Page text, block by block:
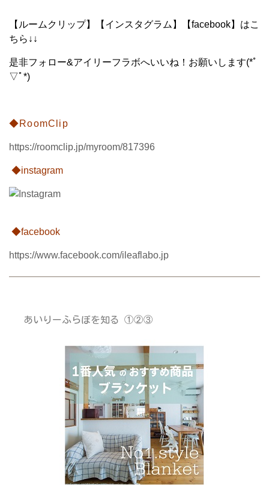
【ルームクリップ】【インスタグラム】【facebook】はこ
ちら↓↓
是非フォロー&アイリーフラボへいいね！お願いします(*ﾟ
▽ﾟ*)
◆RoomClip
https://roomclip.jp/myroom/817396
◆instagram
◆facebook
https://www.facebook.com/ileaflabo.jp
あいりーふらぼを知る ①②③